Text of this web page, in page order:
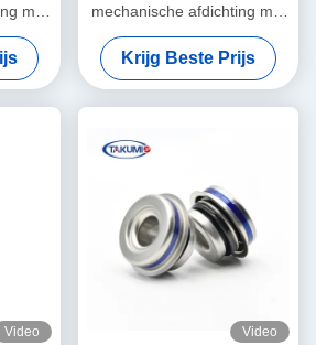
met
mm
mechanische afdichting met
12 mm schachtdiameter
voor
waterpomptoepassingen
Krijg Beste Prijs
Video Video